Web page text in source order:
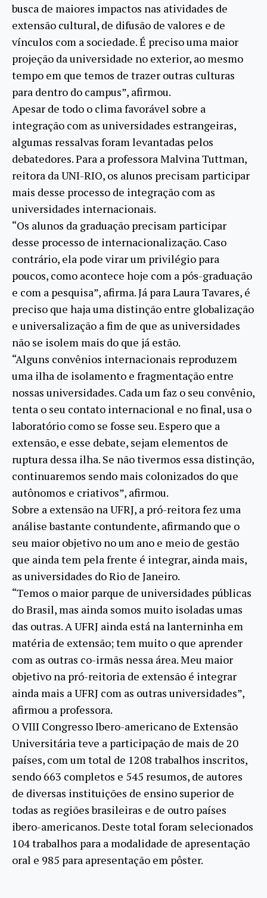
busca de maiores impactos nas atividades de
extensão cultural, de difusão de valores e de
vínculos com a sociedade. É preciso uma maior
projeção da universidade no exterior, ao mesmo
tempo em que temos de trazer outras culturas
para dentro do campus”, afirmou.
Apesar de todo o clima favorável sobre a
integração com as universidades estrangeiras,
algumas ressalvas foram levantadas pelos
debatedores. Para a professora Malvina Tuttman,
reitora da UNI-RIO, os alunos precisam participar
mais desse processo de integração com as
universidades internacionais.
“Os alunos da graduação precisam participar
desse processo de internacionalização. Caso
contrário, ela pode virar um privilégio para
poucos, como acontece hoje com a pós-graduação
e com a pesquisa”, afirma. Já para Laura Tavares, é
preciso que haja uma distinção entre globalização
e universalização a fim de que as universidades
não se isolem mais do que já estão.
“Alguns convênios internacionais reproduzem
uma ilha de isolamento e fragmentação entre
nossas universidades. Cada um faz o seu convênio,
tenta o seu contato internacional e no final, usa o
laboratório como se fosse seu. Espero que a
extensão, e esse debate, sejam elementos de
ruptura dessa ilha. Se não tivermos essa distinção,
continuaremos sendo mais colonizados do que
autônomos e criativos”, afirmou.
Sobre a extensão na UFRJ, a pró-reitora fez uma
análise bastante contundente, afirmando que o
seu maior objetivo no um ano e meio de gestão
que ainda tem pela frente é integrar, ainda mais,
as universidades do Rio de Janeiro.
“Temos o maior parque de universidades públicas
do Brasil, mas ainda somos muito isoladas umas
das outras. A UFRJ ainda está na lanterninha em
matéria de extensão; tem muito o que aprender
com as outras co-irmãs nessa área. Meu maior
objetivo na pró-reitoria de extensão é integrar
ainda mais a UFRJ com as outras universidades”,
afirmou a professora.
O VIII Congresso Ibero-americano de Extensão
Universitária teve a participação de mais de 20
países, com um total de 1208 trabalhos inscritos,
sendo 663 completos e 545 resumos, de autores
de diversas instituições de ensino superior de
todas as regiões brasileiras e de outro países
ibero-americanos. Deste total foram selecionados
104 trabalhos para a modalidade de apresentação
oral e 985 para apresentação em pôster.